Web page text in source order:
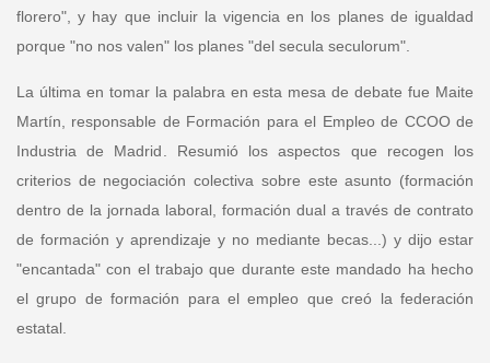
florero", y hay que incluir la vigencia en los planes de igualdad
porque "no nos valen" los planes "del secula seculorum".
La última en tomar la palabra en esta mesa de debate fue Maite
Martín, responsable de Formación para el Empleo de CCOO de
Industria de Madrid . Resumió los aspectos que recogen los
criterios de negociación colectiva sobre este asunto (formación
dentro de la jornada laboral, formación dual a través de contrato
de formación y aprendizaje y no mediante becas...) y dijo estar
"encantada" con el trabajo que durante este mandado ha hecho
el grupo de formación para el empleo que creó la federación
estatal.